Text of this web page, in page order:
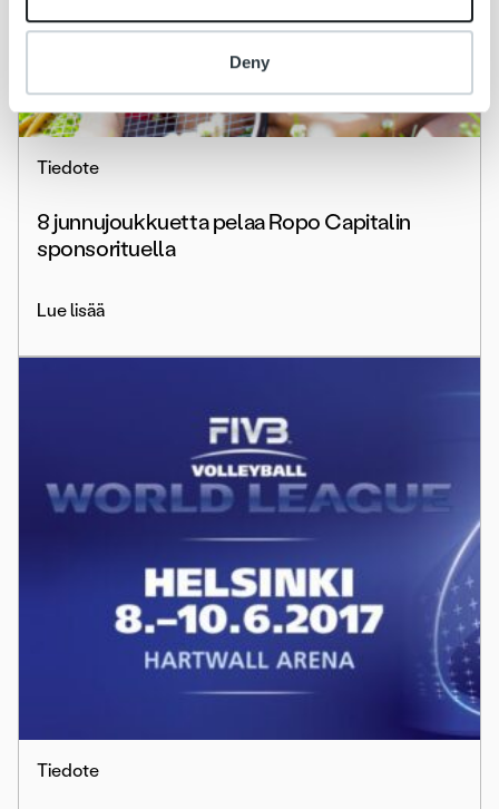
Deny
Tiedote
8 junnujoukkuetta pelaa Ropo Capitalin
sponsorituella
Lue lisää
Tiedote